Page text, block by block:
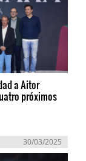
a Aitor
próximos
30/03/2025